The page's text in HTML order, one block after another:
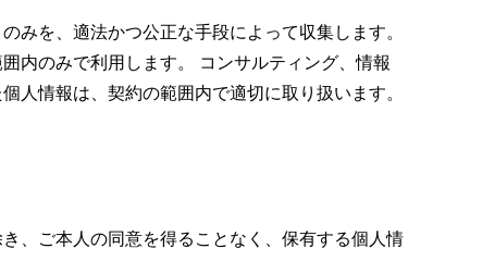
みを、適法かつ公正な手段によって収集します。
内のみで利用します。 コンサルティング、情報
人情報は、契約の範囲内で適切に取り扱います。
、ご本人の同意を得ることなく、保有する個人情